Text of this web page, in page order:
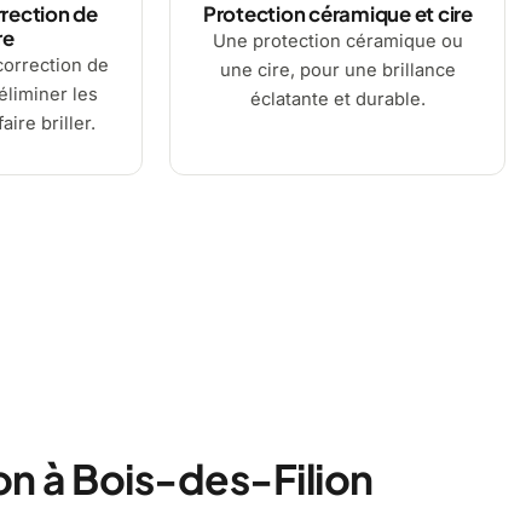
de
de
les
briller.
Protection céramique et cire
Une protection céramique ou
une cire, pour une brillance
éclatante et durable.
à Bois-des-Filion